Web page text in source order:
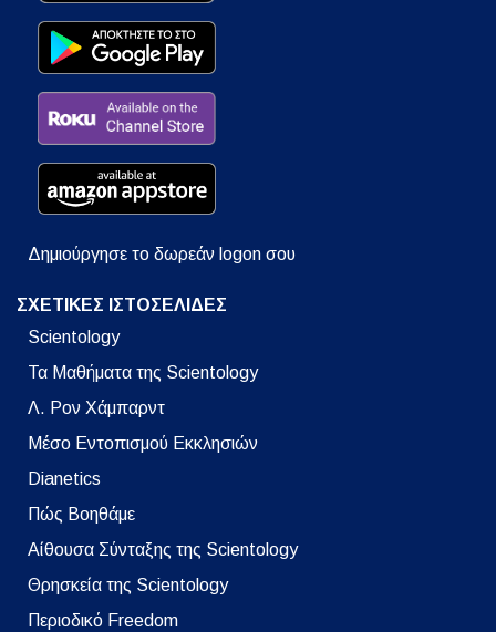
Δημιούργησε το δωρεάν logon σου
ΣΧΕΤΙΚΕΣ ΙΣΤΟΣΕΛΙΔΕΣ
Scientology
Τα Μαθήματα της Scientology
Λ. Ρον Χάμπαρντ
Μέσο Εντοπισμού Εκκλησιών
Dianetics
Πώς Βοηθάμε
Αίθουσα Σύνταξης της Scientology
Θρησκεία της Scientology
Περιοδικό Freedom